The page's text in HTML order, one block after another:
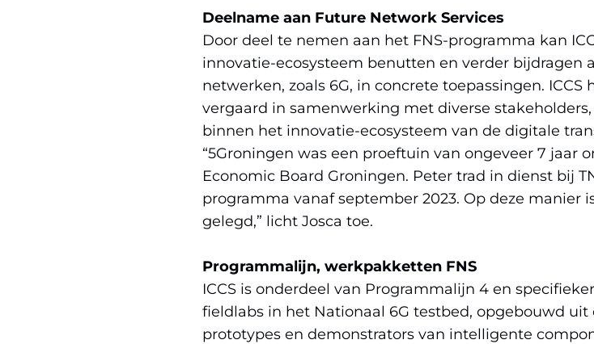
venster)
(verwijst
naar
een
andere
website)
naar
een
nieuw
venster)
(verwijst
naar
een
andere
website)
Deelname aan Future Network Services
Door deel te nemen aan het FNS-programma kan
innovatie-ecosysteem benutten en verder
netwerken, zoals 6G, in concrete toepassingen.
vergaard in samenwerking met diverse
binnen het innovatie-ecosysteem van de digitale
“5Groningen was een proeftuin van ongeveer 7 jaar
Economic Board Groningen. Peter trad in dienst bij
programma vanaf september 2023. Op deze manier
gelegd,” licht Josca toe.
Programmalijn, werkpakketten FNS
ICCS is onderdeel van Programmalijn 4 en
fieldlabs in het Nationaal 6G testbed, opgebouwd uit
prototypes en demonstrators van intelligente